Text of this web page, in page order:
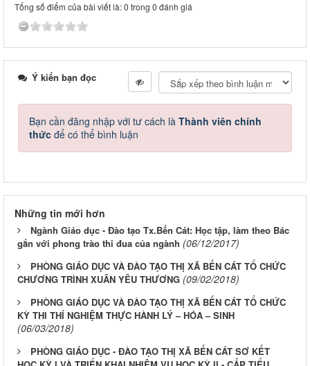
Tổng số điểm của bài viết là: 0 trong 0 đánh giá
Ý kiến bạn đọc
Bạn cần đăng nhập với tư cách là Thành viên chính
thức để có thể bình luận
Những tin mới hơn
Ngành Giáo dục - Đào tạo Tx.Bến Cát: Học tập, làm theo Bác
gắn với phong trào thi đua của ngành (06/12/2017)
PHÒNG GIÁO DỤC VÀ ĐÀO TẠO THỊ XÃ BẾN CÁT TỔ CHỨC
CHƯƠNG TRÌNH XUÂN YÊU THƯƠNG (09/02/2018)
PHÒNG GIÁO DỤC VÀ ĐÀO TẠO THỊ XÃ BẾN CÁT TỔ CHỨC
KỲ THI THÍ NGHIỆM THỰC HÀNH LÝ – HÓA – SINH
(06/03/2018)
PHÒNG GIÁO DỤC - ĐÀO TẠO THỊ XÃ BẾN CÁT SƠ KẾT